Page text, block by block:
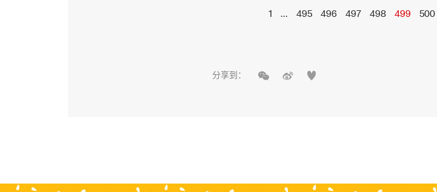
1 ... 495 496 497 498 499 500
分享到：   